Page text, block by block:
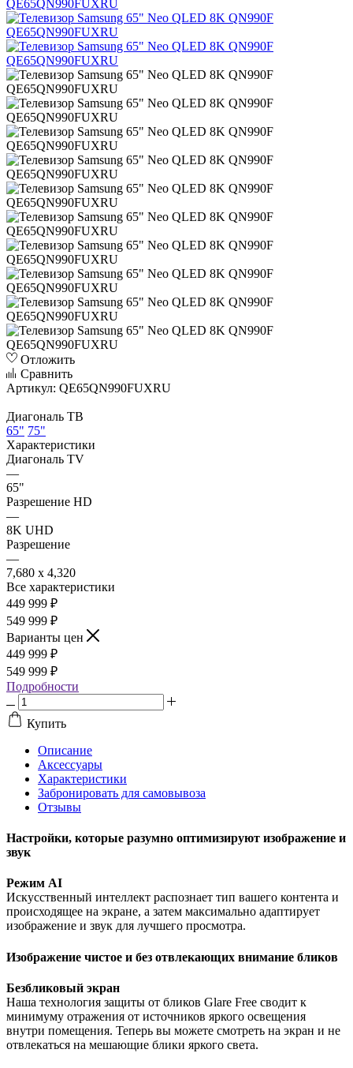
Отложить
Сравнить
Артикул: QE65QN990FUXRU
Диагональ ТВ
65" 75"
Характеристики
Диагональ TV
—
65"
Разрешение HD
—
8K UHD
Разрешение
—
7,680 x 4,320
Все характеристики
449 999 ₽
549 999 ₽
Варианты цен
449 999 ₽
549 999 ₽
Подробности
Купить
Описание
Аксессуары
Характеристики
Забронировать для самовывоза
Отзывы
Настройки, которые разумно оптимизируют изображение и
звук
Режим AI
Искусственный интеллект распознает тип вашего контента и
происходящее на экране, а затем максимально адаптирует
изображение и звук для лучшего просмотра.
Изображение чистое и без отвлекающих внимание бликов
Безбликовый экран
Наша технология защиты от бликов Glare Free сводит к
минимуму отражения от источников яркого освещения
внутри помещения. Теперь вы можете смотреть на экран и не
отвлекаться на мешающие блики яркого света.